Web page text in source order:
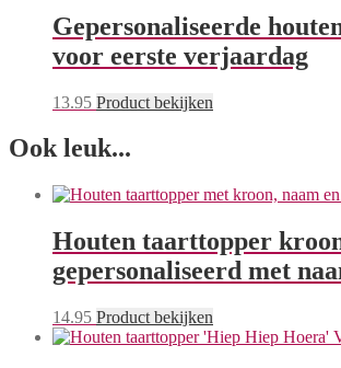
Gepersonaliseerde
voor eerste verjaardag
13.95 Product bekijken
Ook leuk...
Houten taarttopper
gepersonaliseerd met
14.95 Product bekijken